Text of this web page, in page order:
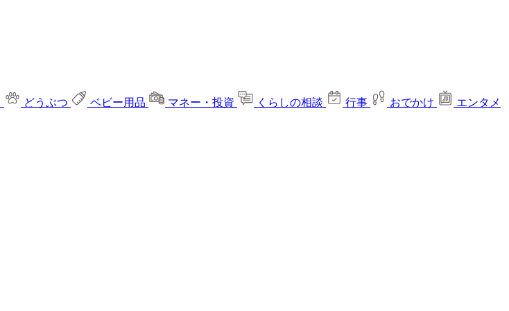
どうぶつ ベビー用品 マネー・投資 くらしの相談 行事 おでかけ
エンタメ